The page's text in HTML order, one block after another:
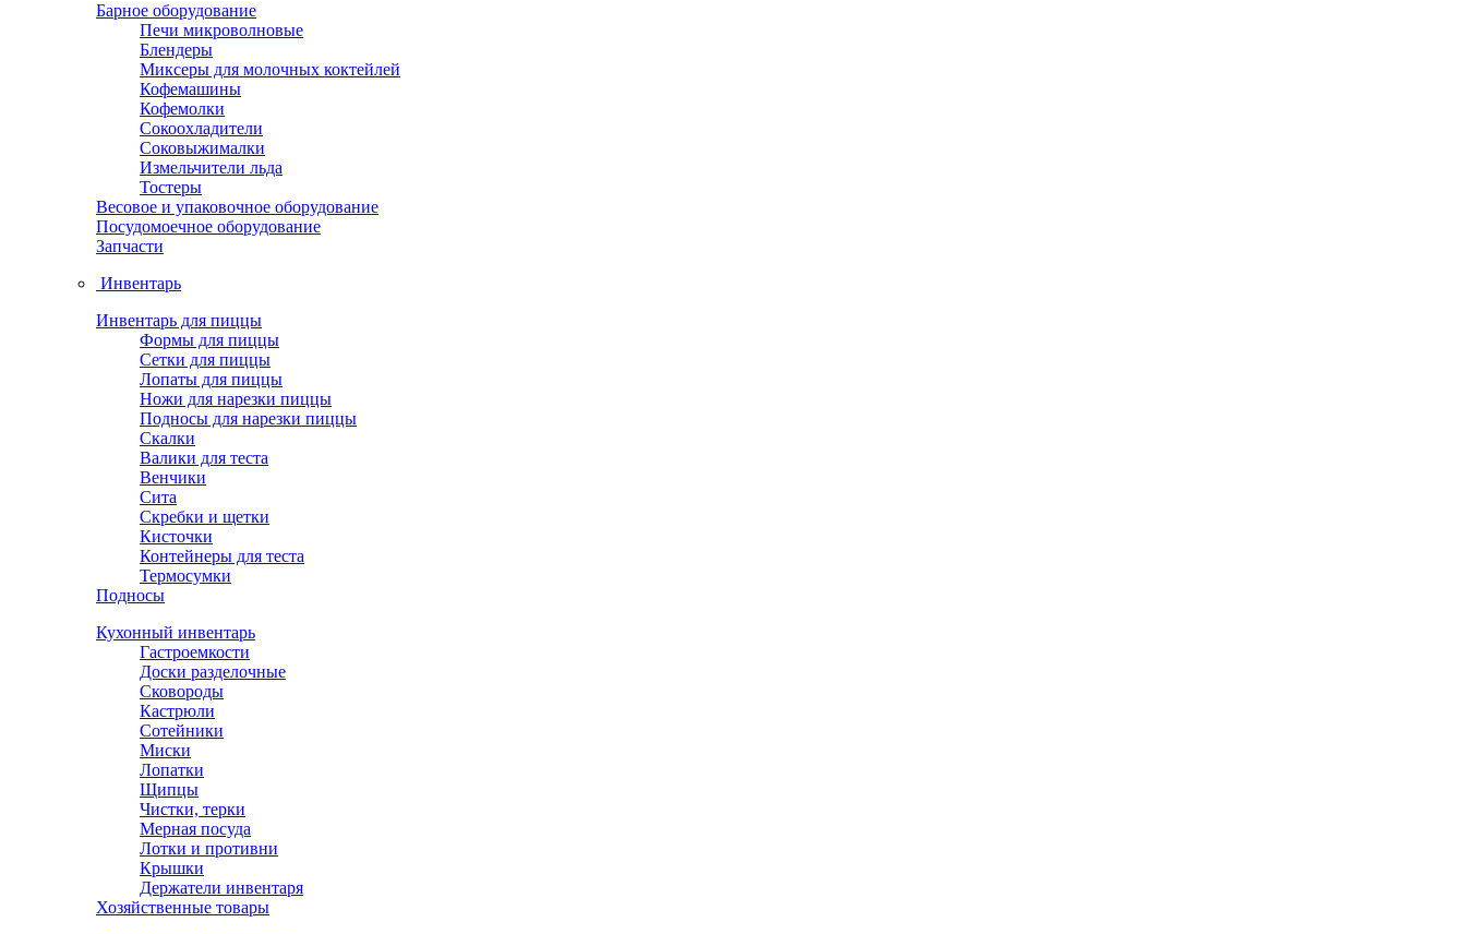
Барное оборудование
Печи микроволновые
Блендеры
Миксеры для молочных коктейлей
Кофемашины
Кофемолки
Сокоохладители
Соковыжималки
Измельчители льда
Тостеры
Весовое и упаковочное оборудование
Посудомоечное оборудование
Запчасти
Инвентарь
Инвентарь для пиццы
Формы для пиццы
Сетки для пиццы
Лопаты для пиццы
Ножи для нарезки пиццы
Подносы для нарезки пиццы
Скалки
Валики для теста
Венчики
Сита
Скребки и щетки
Кисточки
Контейнеры для теста
Термосумки
Подносы
Кухонный инвентарь
Гастроемкости
Доски разделочные
Сковороды
Кастрюли
Сотейники
Миски
Лопатки
Щипцы
Чистки, терки
Мерная посуда
Лотки и противни
Крышки
Держатели инвентаря
Хозяйственные товары